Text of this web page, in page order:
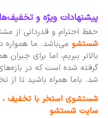
پیشنهادات ویژه و
حفظ احترام و قدردانی از
شستشومی‌باشد. ما همواره
بالاتر ببریم، اما برای
گرفته شده است که در
شد. باما همراه باشید تا از
شستشوی استخر با تخفیف
سایت شستشو